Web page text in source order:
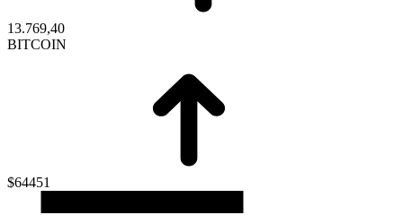
13.769,40
BITCOIN
$64451